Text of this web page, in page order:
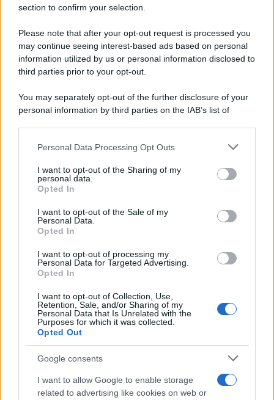
section to confirm your selection.
Please note that after your opt-out request is processed you
may continue seeing interest-based ads based on personal
information utilized by us or personal information disclosed to
third parties prior to your opt-out.
You may separately opt-out of the further disclosure of your
personal information by third parties on the IAB’s list of
This information may also be disclosed by us to third parties
disclose it to other third parties.
Please note that this website/app uses one or more Google
services and may gather and store information including but
not limited to your visit or usage behaviour. You may click to
grant or deny consent to Google and its third-party tags to
consent section.
Personal Data Processing Opt Outs
I want to opt-out of the Sharing of my
personal data.
Opted In
I want to opt-out of the Sale of my
Personal Data.
Opted In
I want to opt-out of processing my
Personal Data for Targeted Advertising.
Opted In
I want to opt-out of Collection, Use,
Retention, Sale, and/or Sharing of my
Personal Data that Is Unrelated with the
Purposes for which it was collected.
Opted Out
Google consents
I want to allow Google to enable storage
related to advertising like cookies on web or
LEGGI GRATIS IL NOSTRO EBOOK
Categorie
Dizionario dei Sogni – B
Dizionario dei Sogni – C
Dizionario dei Sogni – D
Dizionario dei Sogni – E
Dizionario dei Sogni – F
Dizionario dei Sogni – G
Dizionario dei Sogni – I
Dizionario dei Sogni – J
Dizionario dei Sogni – L
Dizionario dei Sogni – M
Dizionario dei Sogni – N
Dizionario dei Sogni – O